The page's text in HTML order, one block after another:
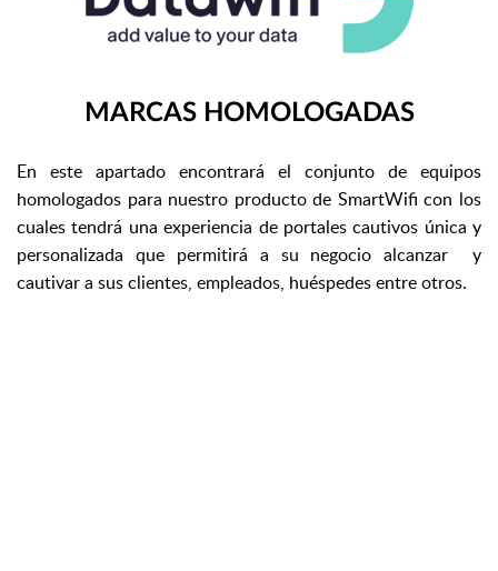
MARCAS HOMOLOGADAS
En este apartado encontrará el conjunto de equipos
homologados para nuestro producto de SmartWifi con los
cuales tendrá una experiencia de portales cautivos única y
personalizada que permitirá a su negocio alcanzar y
cautivar a sus clientes, empleados, huéspedes entre otros.